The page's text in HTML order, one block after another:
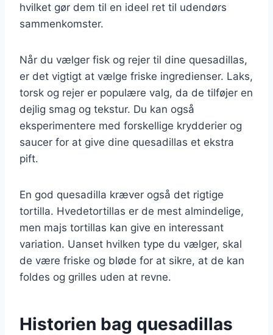
hvilket gør dem til en ideel ret til udendørs
sammenkomster.
Når du vælger fisk og rejer til dine quesadillas,
er det vigtigt at vælge friske ingredienser. Laks,
torsk og rejer er populære valg, da de tilføjer en
dejlig smag og tekstur. Du kan også
eksperimentere med forskellige krydderier og
saucer for at give dine quesadillas et ekstra
pift.
En god quesadilla kræver også det rigtige
tortilla. Hvedetortillas er de mest almindelige,
men majs tortillas kan give en interessant
variation. Uanset hvilken type du vælger, skal
de være friske og bløde for at sikre, at de kan
foldes og grilles uden at revne.
Historien bag quesadillas